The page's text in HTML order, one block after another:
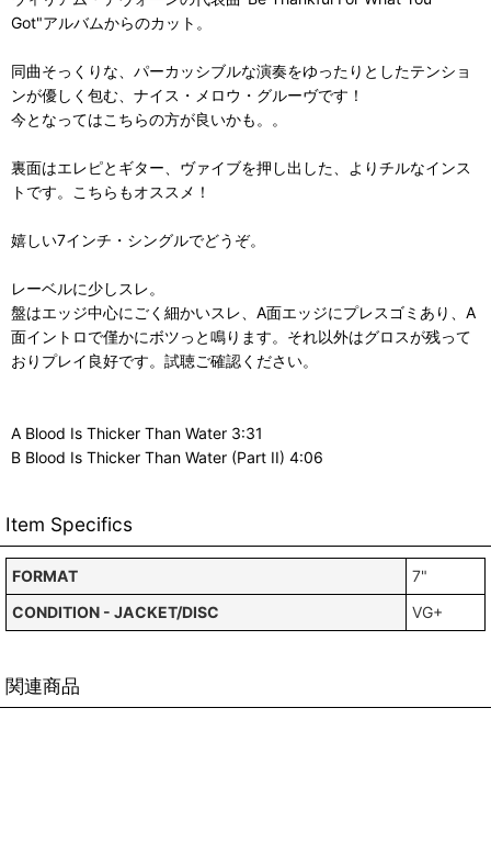
Got"アルバムからのカット。
同曲そっくりな、パーカッシブルな演奏をゆったりとしたテンショ
ンが優しく包む、ナイス・メロウ・グルーヴです！
今となってはこちらの方が良いかも。。
裏面はエレピとギター、ヴァイブを押し出した、よりチルなインス
トです。こちらもオススメ！
嬉しい7インチ・シングルでどうぞ。
レーベルに少しスレ。
盤はエッジ中心にごく細かいスレ、A面エッジにプレスゴミあり、A
面イントロで僅かにボツっと鳴ります。それ以外はグロスが残って
おりプレイ良好です。試聴ご確認ください。
A Blood Is Thicker Than Water 3:31
B Blood Is Thicker Than Water (Part II) 4:06
Item Specifics
FORMAT
7"
CONDITION - JACKET/DISC
VG+
関連商品